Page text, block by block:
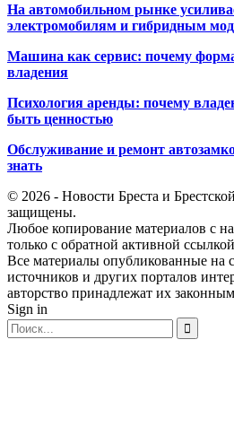
На автомобильном рынке
электромобилям и гибридным
Машина как сервис: почему
владения
Психология аренды: почему
быть ценностью
Обслуживание и ремонт
знать
© 2026 - Новости Бреста и
защищены.
Любое копирование материалов с
только с обратной активной
Все материалы опубликованные на
источников и других порталов
авторство принадлежат их
Sign in